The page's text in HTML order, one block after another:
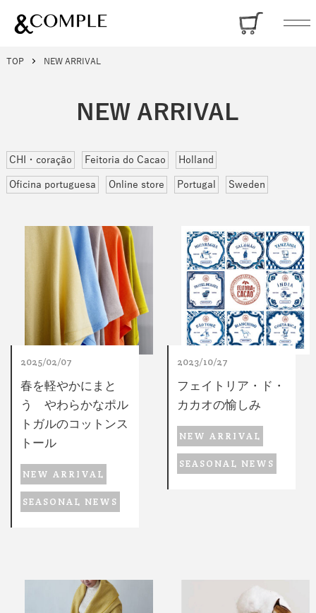
TOP NEW ARRIVAL
NEW ARRIVAL
CHI・coração Feitoria do Cacao Holland
Oficina portuguesa Online store Portugal Sweden
2025/02/07
春を軽やかにまと
う やわらかなポル
トガルのコットンス
トール
NEW ARRIVAL
SEASONAL NEWS
2023/10/27
フェイトリア・ド・
カカオの愉しみ
NEW ARRIVAL
SEASONAL NEWS